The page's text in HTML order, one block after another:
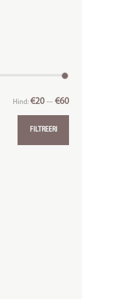
FILTREERI
Hind:€20 —€60